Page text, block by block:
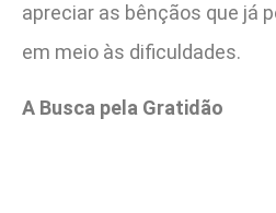
apreciar as bênçãos que já
em meio às dificuldades.
A Busca pela Gratidão